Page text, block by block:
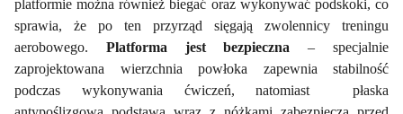
platformie można również biegać oraz wykonywać podskoki, co
sprawia, że po ten przyrząd sięgają zwolennicy treningu
aerobowego. Platforma jest bezpieczna– specjalnie
zaprojektowana wierzchnia powłoka zapewnia stabilność
podczas wykonywania ćwiczeń, natomiast płaska